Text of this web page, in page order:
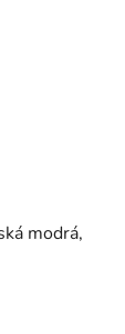
modrá,